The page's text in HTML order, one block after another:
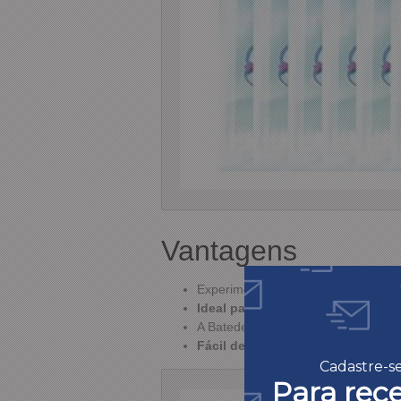
Cadastre-
Para
Vantagens
Experimente misturar diferentes
Ideal para criar slimes de forma
A Batedeira facilita o processo de
Fácil de limpar e possui alta